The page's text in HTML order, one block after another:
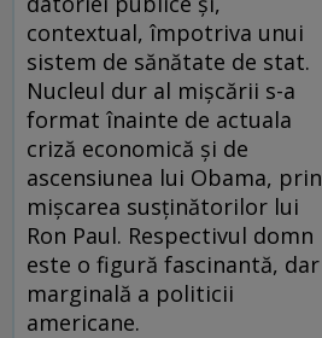
contextual, împotriva unui
sistem de sănătate de stat.
Nucleul dur al mişcării s-a
format înainte de actuala
criză economică şi de
ascensiunea lui Obama, prin
mişcarea susţinătorilor lui
Ron Paul. Respectivul domn
este o figură fascinantă, dar
marginală a politicii
americane.